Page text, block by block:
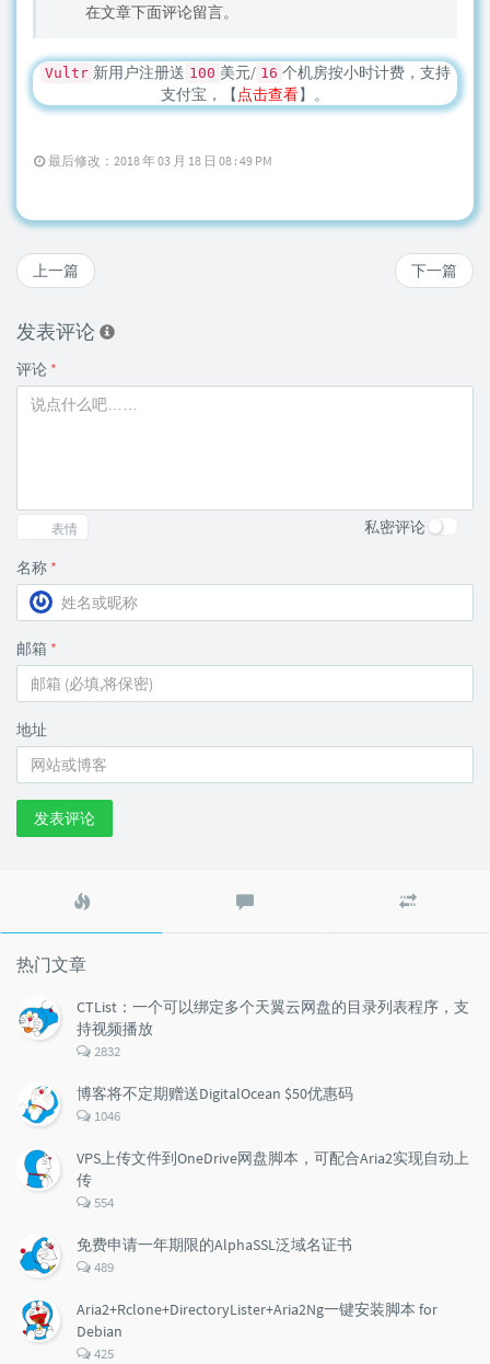
在文章下面评论留言。
Vultr 新用户注册送 100 美元/ 16 个机房按小时计费，支持
支付宝，【 点击查看】。
最后修改：2018 年 03 月 18 日 08 : 49 PM
下一篇
上一篇
发表评论
评论 *
表情 私密评论
名称 *
邮箱 *
地址
发表评论
文
评
文
热门文章
CTList：一个可以绑定多个天翼云网盘的目录列表程序，支
持视频播放
评
数：
2832
博客将不定期赠送DigitalOcean $50优惠码
评
数：
1046
VPS上传文件到OneDrive网盘脚本，可配合Aria2实现自动上
传
评
数：
554
免费申请一年期限的AlphaSSL泛域名证书
评
数：
489
Aria2+Rclone+DirectoryLister+Aria2Ng一键安装脚本 for
Debian
评
425